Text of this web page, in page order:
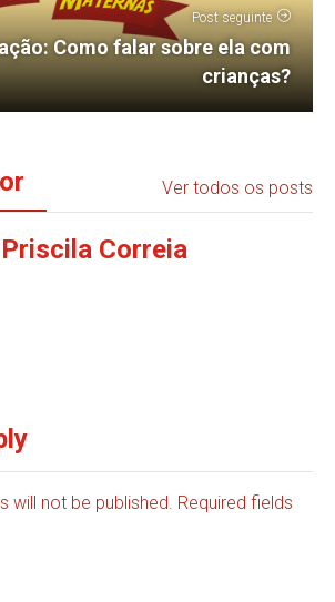
Post seguinte
Como falar sobre ela com
crianças?
Ver todos os posts
Priscila Correia
will not be published. Required fields